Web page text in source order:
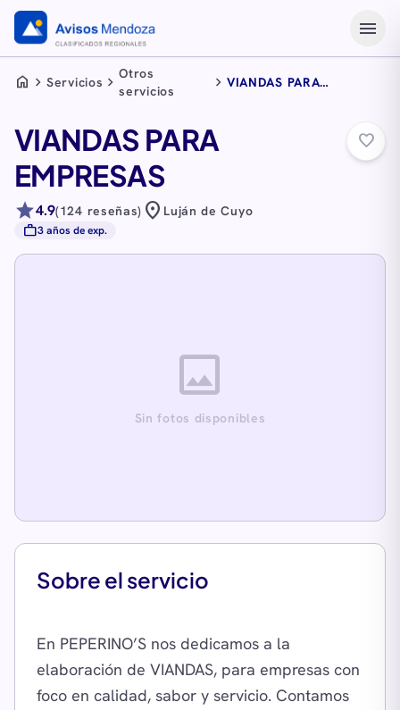
menu
home chevron_right Servicios chevron_right Otros
servicios
chevron_right VIANDAS PARA
VIANDAS PARA
EMPRESAS
star4.9(124 reseñas) location_on Luján de Cuyo
work3 años de exp.
favorite_border
image
Sin fotos disponibles
Sobre el servicio
En PEPERINO’S nos dedicamos a la
elaboración de VIANDAS, para empresas con
foco en calidad, sabor y servicio. Contamos